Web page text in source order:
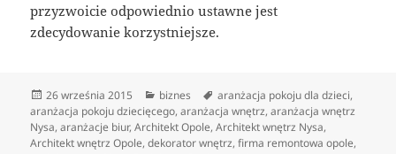
przyzwoicie odpowiednio ustawne jest
zdecydowanie korzystniejsze.
Data
publikacji
26 września 2015 Kategorie
biznes Tagi
aranżacja pokoju dla dzieci,
aranżacja pokoju dziecięcego,aranżacja wnętrz,aranżacja wnętrz
Nysa,aranżacje biur,Architekt Opole,Architekt wnętrz Nysa,
Architekt wnętrz Opole,dekorator wnętrz,firma remontowa opole,